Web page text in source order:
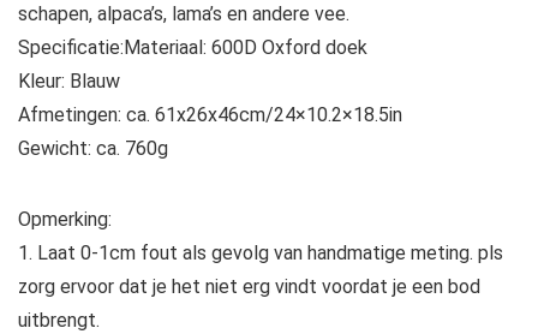
schapen, alpaca’s, lama’s en andere vee.
Specificatie:Materiaal: 600D Oxford doek
Kleur: Blauw
Afmetingen: ca. 61x26x46cm/24×10.2×18.5in
Gewicht: ca. 760g
Opmerking:
1. Laat 0-1cm fout als gevolg van handmatige meting. pls
zorg ervoor dat je het niet erg vindt voordat je een bod
uitbrengt.